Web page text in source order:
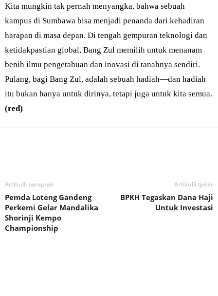
Kita mungkin tak pernah menyangka, bahwa sebuah
kampus di Sumbawa bisa menjadi penanda dari kehadiran
harapan di masa depan. Di tengah gempuran teknologi dan
ketidakpastian global, Bang Zul memilih untuk menanam
benih ilmu pengetahuan dan inovasi di tanahnya sendiri.
Pulang, bagi Bang Zul, adalah sebuah hadiah—dan hadiah
itu bukan hanya untuk dirinya, tetapi juga untuk kita semua.
(red)
Artikulli paraprak
Pemda Loteng Gandeng
Perkemi Gelar Mandalika
Shorinji Kempo
Championship
Artikulli tjetër
BPKH Tegaskan Dana Haji
Untuk Investasi